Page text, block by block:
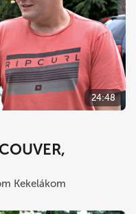
24:48
Kekelákom